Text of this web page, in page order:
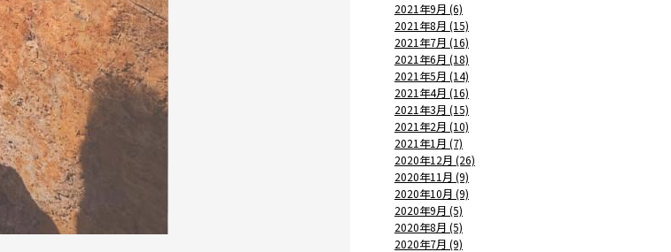
2021年9月 (6)
2021年8月 (15)
2021年7月 (16)
2021年6月 (18)
2021年5月 (14)
2021年4月 (16)
2021年3月 (15)
2021年2月 (10)
2021年1月 (7)
2020年12月 (26)
2020年11月 (9)
2020年10月 (9)
2020年9月 (5)
2020年8月 (5)
2020年7月 (9)